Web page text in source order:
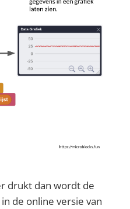
drukt dan wordt de
de online versie van